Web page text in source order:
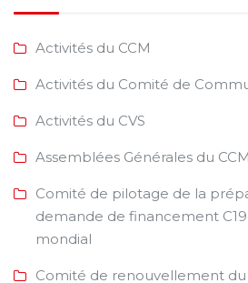
Activités du CCM
Activités du Comité de
Activités du CVS
Assemblées Générales du CCM
Comité de pilotage de la
demande de financement
mondial
Comité de renouvellement du